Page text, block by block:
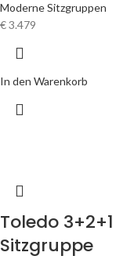
Moderne Sitzgruppen
€3.479
In den Warenkorb
Toledo 3+2+1
Sitzgruppe